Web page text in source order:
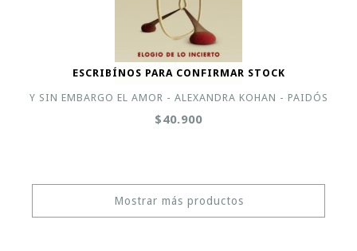
ESCRIBÍNOS PARA CONFIRMAR STOCK
Y SIN EMBARGO EL AMOR - ALEXANDRA KOHAN - PAIDÓS
$40.900
Mostrar más productos